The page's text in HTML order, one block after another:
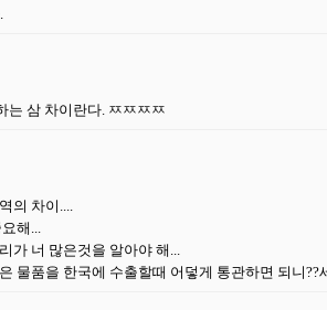
는 삼 차이란다. ㅉㅉㅉㅉ
의 차이....
해...
가 너 많은것을 알아야 해...
물품을 한국에 수출할때 어덯게 통관하면 되니??